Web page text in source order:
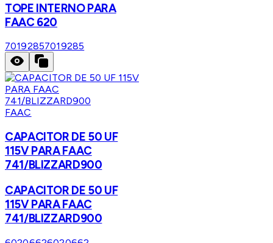
TOPE INTERNO PARA
FAAC 620
70192857019285
FAAC
CAPACITOR DE 50 UF
115V PARA FAAC
741/BLIZZARD900
CAPACITOR DE 50 UF
115V PARA FAAC
741/BLIZZARD900